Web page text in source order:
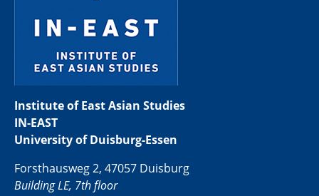
Institute of East Asian Studies
IN-EAST
University of Duisburg-Essen
Forsthausweg 2, 47057 Duisburg
Building LE, 7th floor